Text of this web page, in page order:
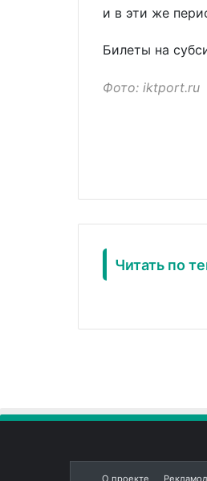
и в эти же
Билеты на
Фото: iktport.ru
Читать по